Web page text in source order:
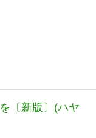
〔新版〕(ハヤ